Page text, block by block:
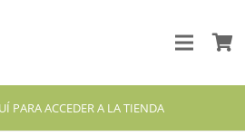
PARA ACCEDER A LA TIENDA